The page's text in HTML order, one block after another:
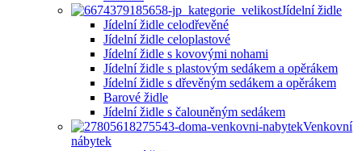
Jídelní židle
Jídelní židle celodřevěné
Jídelní židle celoplastové
Jídelní židle s kovovými nohami
Jídelní židle s plastovým sedákem a opěrákem
Jídelní židle s dřevěným sedákem a opěrákem
Barové židle
Jídelní židle s čalouněným sedákem
Venkovní
nábytek